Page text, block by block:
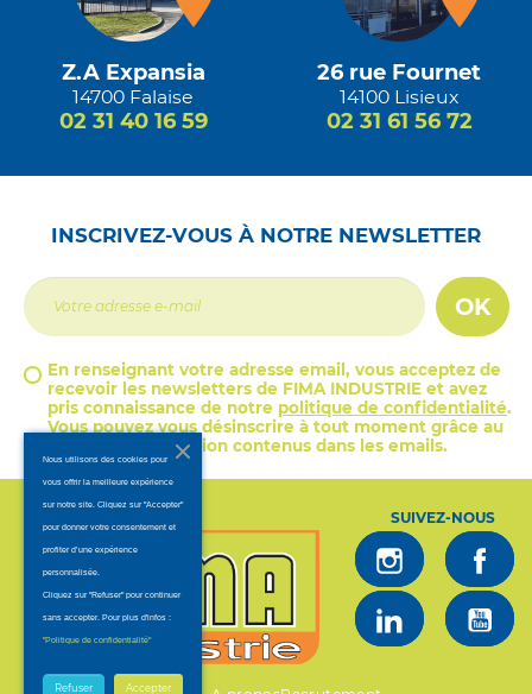
Z.A Expansia
14700 Falaise
02 31 40 16 59
26 rue Fournet
14100 Lisieux
02 31 61 56 72
INSCRIVEZ-VOUS À NOTRE NEWSLETTER
OK
En renseignant votre adresse email, vous acceptez de
recevoir les newsletters de FIMA INDUSTRIE et avez
pris connaissance de notre politique de confidentialité.
Vous pouvez vous désinscrire à tout moment grâce au
lien de désinscription contenus dans les emails.
SUIVEZ-NOUS
Nous utilisons des cookies pour
vous offrir la meilleure expérience
sur notre site. Cliquez sur "Accepter"
pour donner votre consentement et
profiter d’une expérience
personnalisée.
Cliquez sur "Refuser" pour continuer
sans accepter. Pour plus d'infos :
"Politique de confidentialité".
Accepter
Refuser